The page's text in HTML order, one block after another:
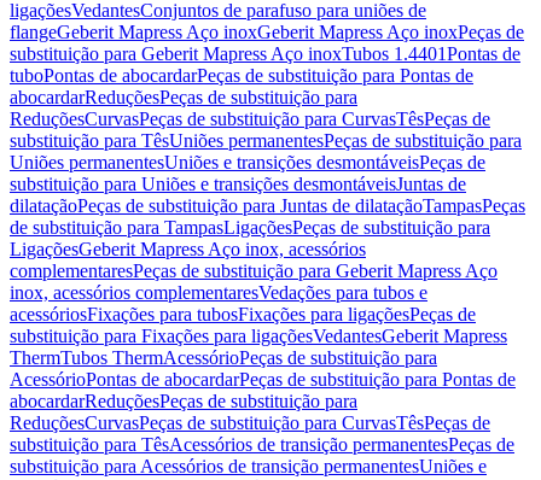
ligaçõesVedantesConjuntos de parafuso para uniões de
flangeGeberit Mapress Aço inoxGeberit Mapress Aço inoxPeças de
substituição para Geberit Mapress Aço inoxTubos 1.4401Pontas de
tuboPontas de abocardarPeças de substituição para Pontas de
abocardarReduçõesPeças de substituição para
ReduçõesCurvasPeças de substituição para CurvasTêsPeças de
substituição para TêsUniões permanentesPeças de substituição para
Uniões permanentesUniões e transições desmontáveisPeças de
substituição para Uniões e transições desmontáveisJuntas de
dilataçãoPeças de substituição para Juntas de dilataçãoTampasPeças
de substituição para TampasLigaçõesPeças de substituição para
LigaçõesGeberit Mapress Aço inox, acessórios
complementaresPeças de substituição para Geberit Mapress Aço
inox, acessórios complementaresVedações para tubos e
acessóriosFixações para tubosFixações para ligaçõesPeças de
substituição para Fixações para ligaçõesVedantesGeberit Mapress
ThermTubos ThermAcessórioPeças de substituição para
AcessórioPontas de abocardarPeças de substituição para Pontas de
abocardarReduçõesPeças de substituição para
ReduçõesCurvasPeças de substituição para CurvasTêsPeças de
substituição para TêsAcessórios de transição permanentesPeças de
substituição para Acessórios de transição permanentesUniões e